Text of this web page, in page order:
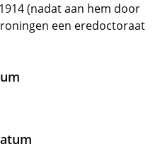
(nadat aan hem door
een eredoctoraat